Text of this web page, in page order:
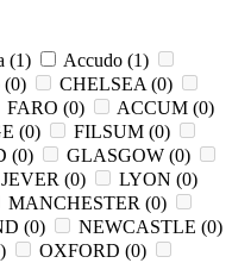
(1) Accudo (1)
(0) CHELSEA (0)
FARO (0) ACCUM (0)
(0) FILSUM (0)
(0) GLASGOW (0)
JEVER (0) LYON (0)
MANCHESTER (0)
(0) NEWCASTLE (0)
) OXFORD (0)